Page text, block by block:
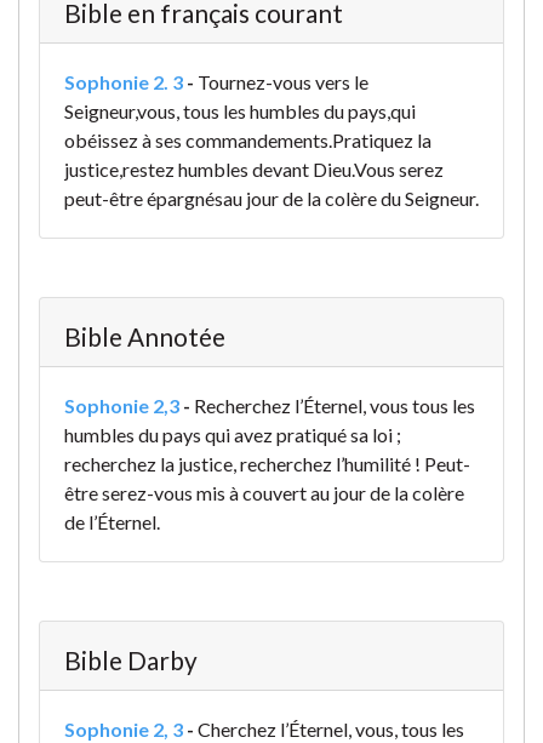
Bible en français courant
Sophonie 2. 3 - Tournez-vous vers le
Seigneur,vous, tous les humbles du pays,qui
obéissez à ses commandements.Pratiquez la
justice,restez humbles devant Dieu.Vous serez
peut-être épargnésau jour de la colère du Seigneur.
Bible Annotée
Sophonie 2,3 - Recherchez l’Éternel, vous tous les
humbles du pays qui avez pratiqué sa loi ;
recherchez la justice, recherchez l’humilité ! Peut-
être serez-vous mis à couvert au jour de la colère
de l’Éternel.
Bible Darby
Sophonie 2, 3 - Cherchez l’Éternel, vous, tous les